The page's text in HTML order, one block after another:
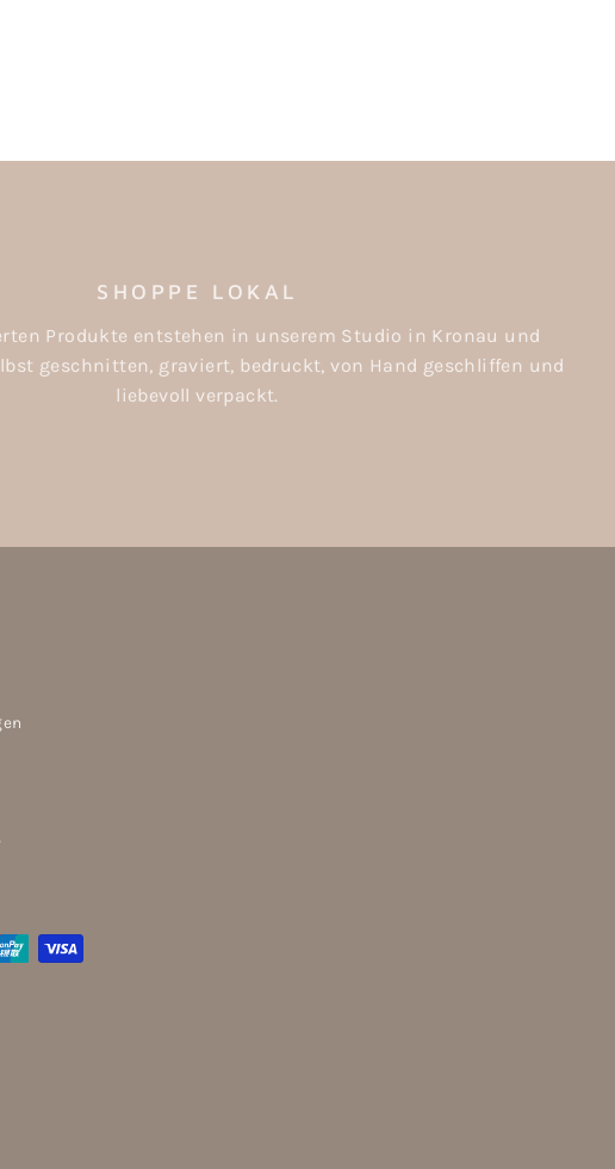
SHOPPE LOKAL
Produkte entstehen in unserem Studio in Kronau und
geschnitten, graviert, bedruckt, von Hand geschliffen und
liebevoll verpackt.